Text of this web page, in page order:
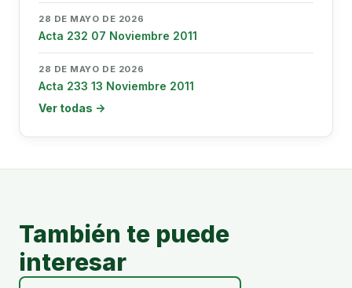
28 DE MAYO DE 2026
Acta 232 07 Noviembre 2011
28 DE MAYO DE 2026
Acta 233 13 Noviembre 2011
Ver todas →
También te puede
interesar